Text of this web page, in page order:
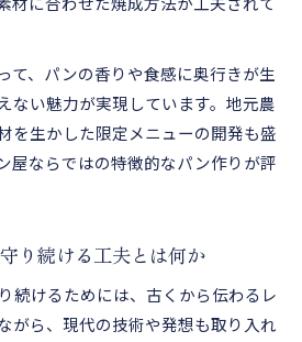
材に合わせた焼成方法が工夫されて
て、パンの香りや食感に奥行きが生
ない魅力が実現しています。地元農
を生かした限定メニューの開発も盛
屋ならではの特徴的なパン作りが評
り続ける工夫とは何か
続けるためには、古くから伝わるレ
がら、現代の技術や発想も取り入れ